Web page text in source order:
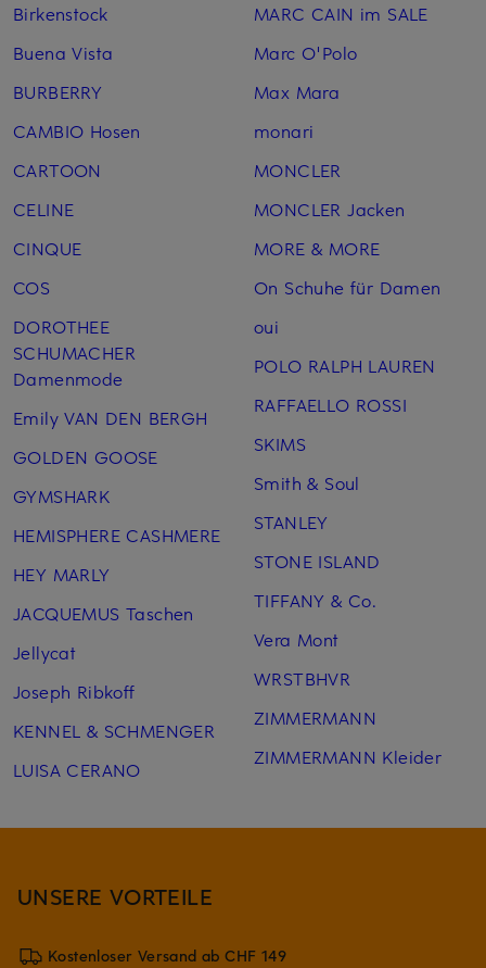
Birkenstock
Buena Vista
BURBERRY
CAMBIO Hosen
CARTOON
CELINE
CINQUE
COS
DOROTHEE
SCHUMACHER
Damenmode
Emily VAN DEN BERGH
GOLDEN GOOSE
GYMSHARK
HEMISPHERE CASHMERE
HEY MARLY
JACQUEMUS Taschen
Jellycat
Joseph Ribkoff
KENNEL & SCHMENGER
LUISA CERANO
MARC CAIN im SALE
Marc O'Polo
Max Mara
monari
MONCLER
MONCLER Jacken
MORE & MORE
On Schuhe für Damen
oui
POLO RALPH LAUREN
RAFFAELLO ROSSI
SKIMS
Smith & Soul
STANLEY
STONE ISLAND
TIFFANY & Co.
Vera Mont
WRSTBHVR
ZIMMERMANN
ZIMMERMANN Kleider
UNSERE VORTEILE
Kostenloser Versand ab CHF 149